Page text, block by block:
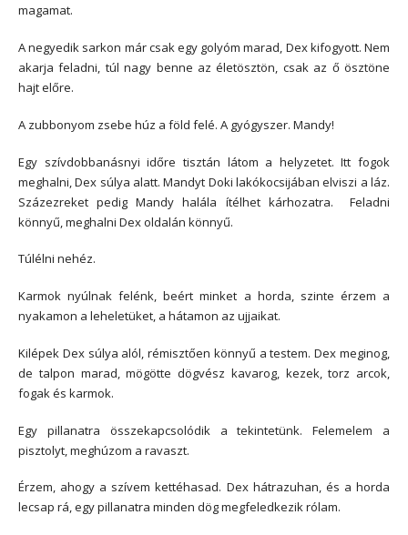
magamat.
A negyedik sarkon már csak egy golyóm marad, Dex kifogyott. Nem
akarja feladni, túl nagy benne az életösztön, csak az ő ösztöne
hajt előre.
A zubbonyom zsebe húz a föld felé. A gyógyszer. Mandy!
Egy szívdobbanásnyi időre tisztán látom a helyzetet. Itt fogok
meghalni, Dex súlya alatt. Mandyt Doki lakókocsijában elviszi a láz.
Százezreket pedig Mandy halála ítélhet kárhozatra. Feladni
könnyű, meghalni Dex oldalán könnyű.
Túlélni nehéz.
Karmok nyúlnak felénk, beért minket a horda, szinte érzem a
nyakamon a leheletüket, a hátamon az ujjaikat.
Kilépek Dex súlya alól, rémisztően könnyű a testem. Dex meginog,
de talpon marad, mögötte dögvész kavarog, kezek, torz arcok,
fogak és karmok.
Egy pillanatra összekapcsolódik a tekintetünk. Felemelem a
pisztolyt, meghúzom a ravaszt.
Érzem, ahogy a szívem kettéhasad. Dex hátrazuhan, és a horda
lecsap rá, egy pillanatra minden dög megfeledkezik rólam.